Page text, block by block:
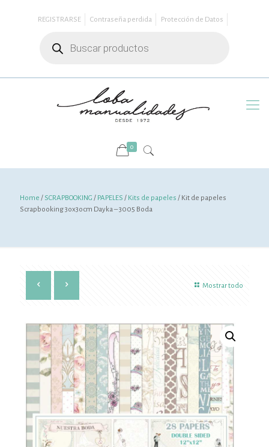
REGISTRARSE Contraseña perdida
Protección de Datos
productos
0
Home / SCRAPBOOKING / PAPELES / Kits de papeles / Kit de papeles
Scrapbooking 3ox3ocm Dayka – 3005 Boda
Mostrar todo